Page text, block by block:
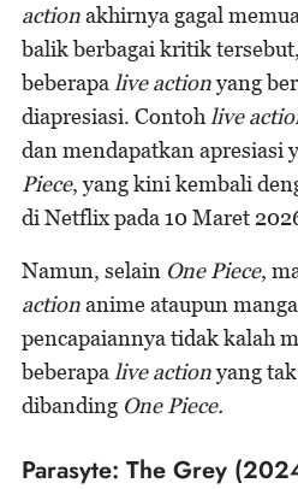
actionakhirnya gagal
balik berbagai kritik
beberapa live actionyang
diapresiasi. Contoh live
dan mendapatkan apresiasi
Piece, yang kini kembali
di Netflix pada 10 Maret
Namun, selain One Piece,
actionanime ataupun
pencapaiannya tidak kalah
beberapa live actionyang
dibanding One Piece.
Parasyte: The Grey